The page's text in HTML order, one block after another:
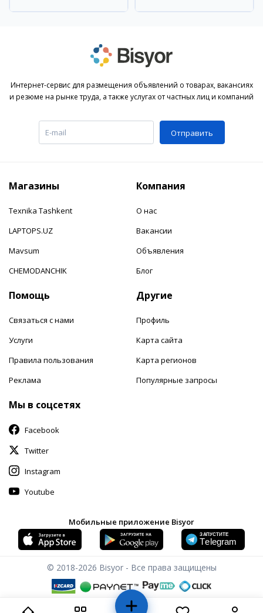
Интернет-сервис для размещения объявлений о товарах, вакансиях
и резюме на рынке труда, а также услугах от частных лиц и компаний
Отправить
Магазины
Texnika Tashkent
LAPTOPS.UZ
Mavsum
CHEMODANCHIK
Компания
О нас
Вакансии
Объявления
Блог
Помощь
Связаться с нами
Услуги
Правила пользования
Реклама
Другие
Профиль
Карта сайта
Карта регионов
Популярные запросы
Мы в соцсетях
Facebook
Twitter
Instagram
Youtube
Мобильные приложение Bisyor
© 2018-2026 Bisyor - Все права защищены